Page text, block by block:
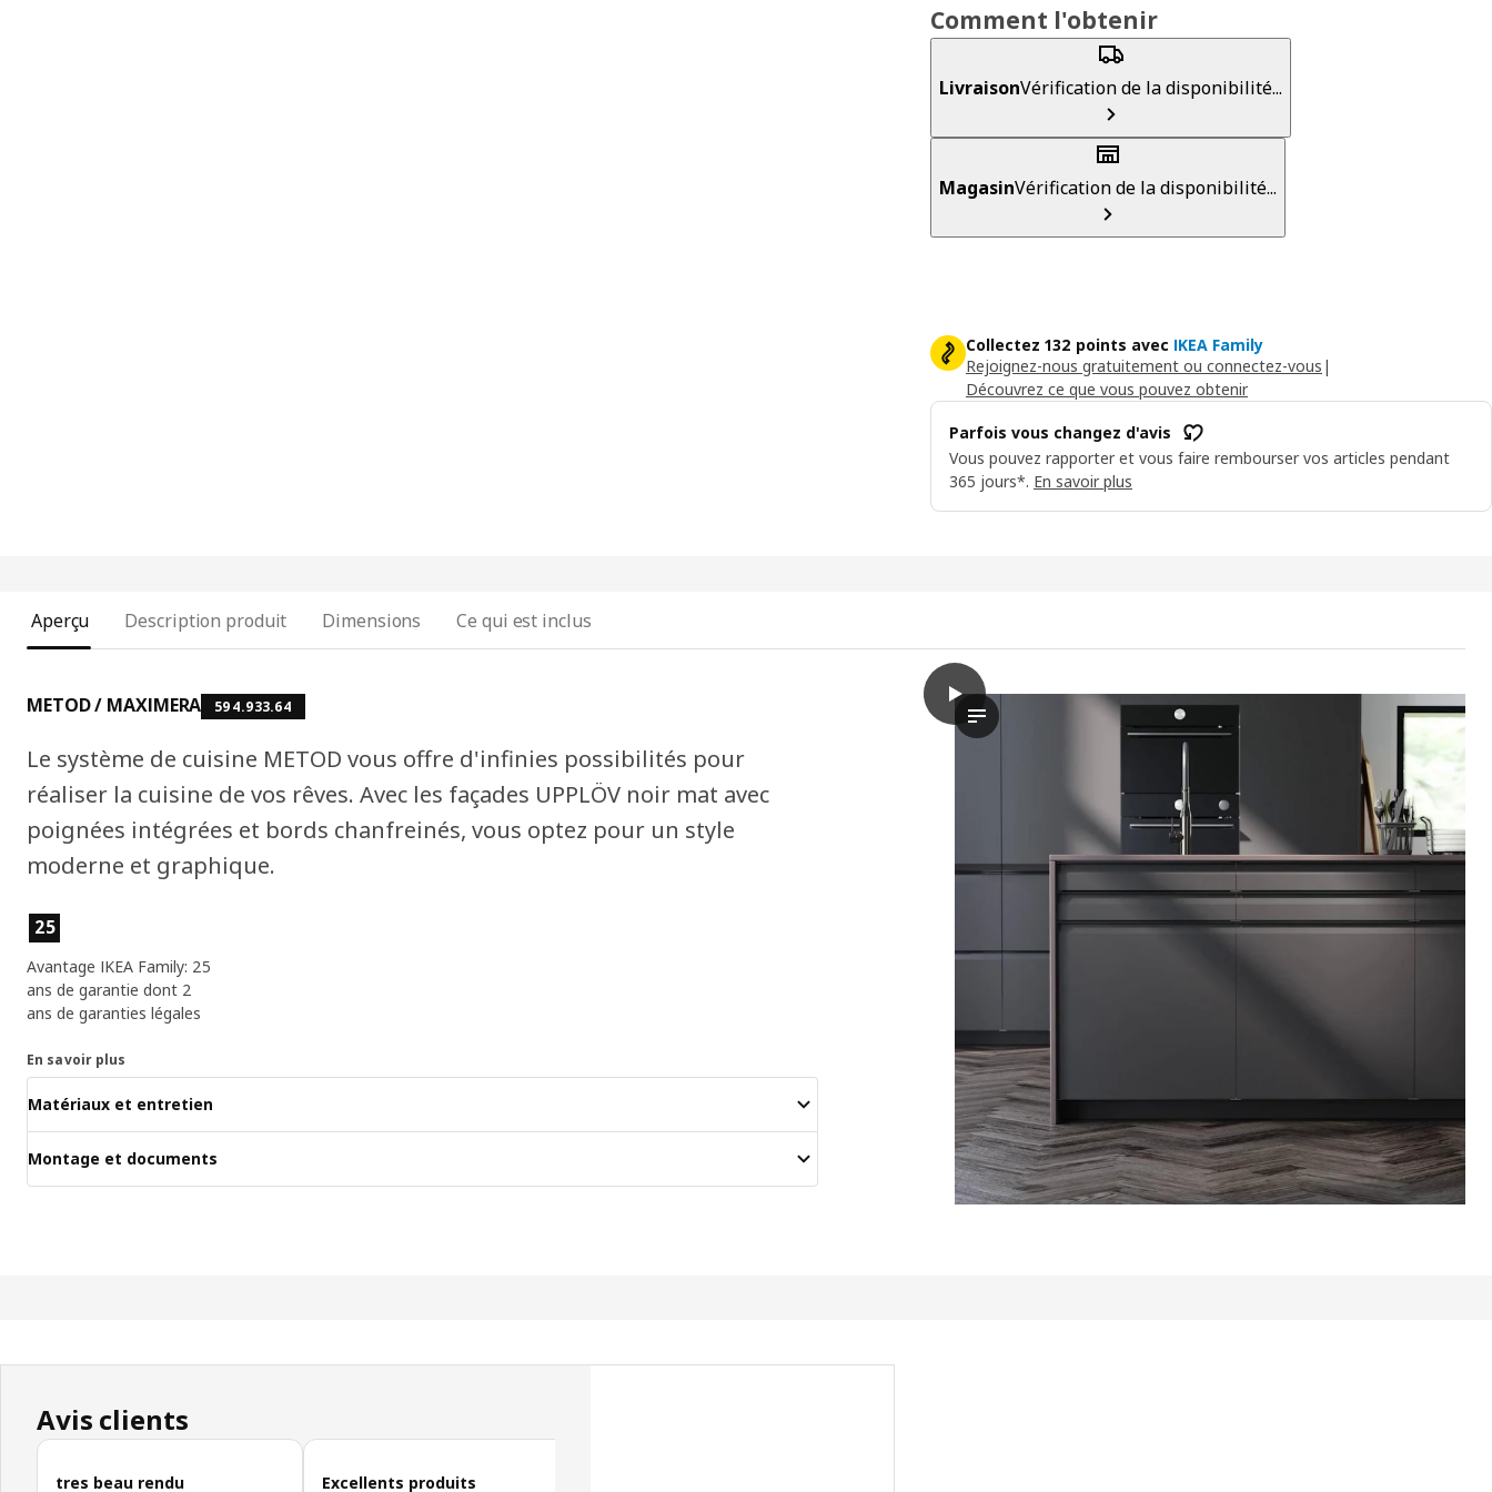
Comment l'obtenir
LivraisonVérification de la disponibilité...
MagasinVérification de la disponibilité...
Collectez 132 points avec IKEA Family
Rejoignez-nous gratuitement ou connectez-vous |
Découvrez ce que vous pouvez obtenir
Parfois vous changez d'avis
Vous pouvez rapporter et vous faire rembourser vos articles pendant
365 jours*. En savoir plus
Aperçu Description produit Dimensions Ce qui est inclus
METOD / MAXIMERA 594.933.64
Le système de cuisine METOD vous offre d'infinies possibilités pour
réaliser la cuisine de vos rêves. Avec les façades UPPLÖV noir mat avec
poignées intégrées et bords chanfreinés, vous optez pour un style
moderne et graphique.
Caractéristiques du produit
25
Avantage IKEA Family: 25
ans de garantie dont 2
ans de garanties légales
En savoir plus
Matériaux et entretien
Montage et documents
play
Dans cette vidéo, une caractéristique de l’armoire haute METOD
METOD / MAXIMERA Armoire 2 portes/4 tiroirs, blanc/Upplöv anthracite
Avis clients
Ignorer les avis clients
tres beau rendu
Excellents produits